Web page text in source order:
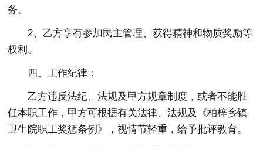
务。
2、乙方享有参加民主管理、获得精神和物质奖励等
权利。
四、工作纪律：
乙方违反法纪、法规及甲方规章制度，或者不能胜
任本职工作，甲方可根据有关法律、法规及《柏梓乡镇
卫生院职工奖惩条例》，视情节轻重，给予批评教育。